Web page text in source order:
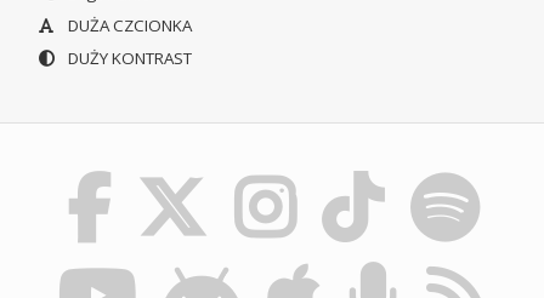
DUŻA CZCIONKA
DUŻY KONTRAST